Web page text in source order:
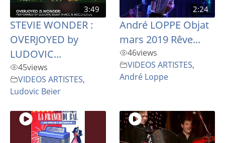
3:49
STEVIE WONDER :
OVERJOYED by
LUDOVIC...
45views
VIDEOS ARTISTES,
Ludovic Beier
2:24
André LOPPE Objat
mars 2019 Rêve...
46views
VIDEOS ARTISTES,
André Loppe